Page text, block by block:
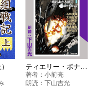
ティエリー・ボナール最後の戦い ＜銀河英雄伝説列伝〈１〉晴れあがる銀河＞
著者：小前亮
朗読：下山吉光